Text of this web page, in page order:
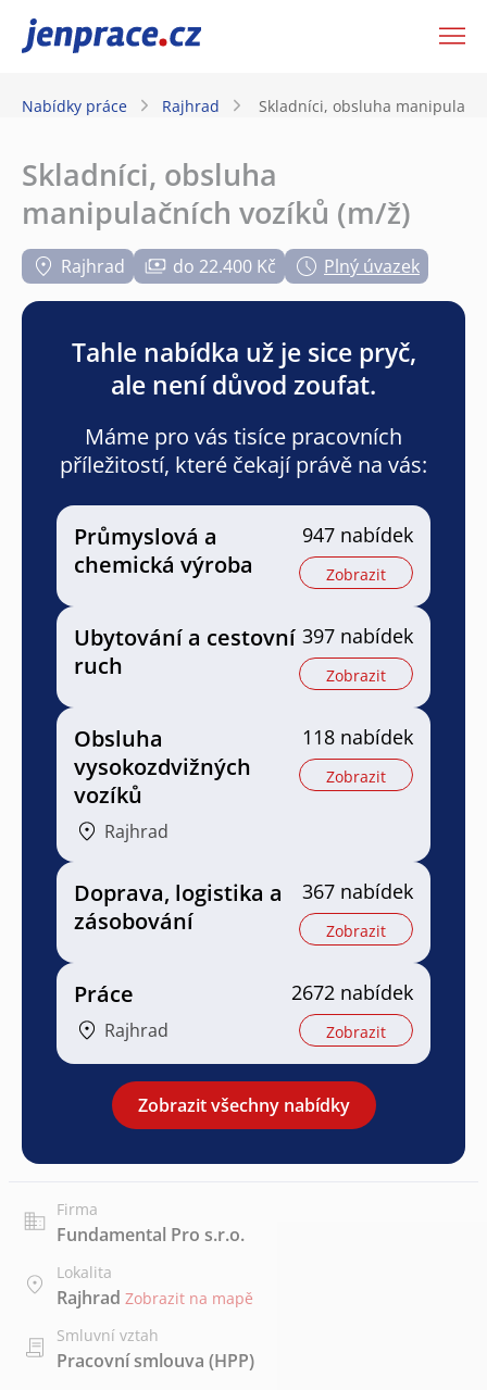
JenPráce.cz
Nabídky práce Rajhrad Skladníci, obsluha
Skladníci, obsluha
manipulačních vozíků (m/ž)
Rajhrad do 22.400 Kč Plný úvazek
Tahle nabídka už je sice pryč,
ale není důvod zoufat.
Máme pro vás tisíce pracovních
příležitostí, které čekají právě na vás:
Průmyslová a
chemická výroba
947 nabídek
Zobrazit
Ubytování a cestovní
ruch
397 nabídek
Zobrazit
Obsluha
vysokozdvižných
vozíků
Rajhrad
118 nabídek
Zobrazit
Doprava, logistika a
zásobování
367 nabídek
Zobrazit
Práce
Rajhrad
2672 nabídek
Zobrazit
Zobrazit všechny nabídky
Firma
Fundamental Pro s.r.o.
Lokalita
Rajhrad Zobrazit na mapě
Smluvní vztah
Pracovní smlouva (HPP)